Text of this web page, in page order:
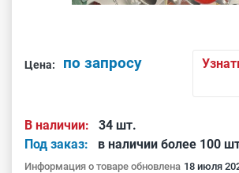
Цена: по запросу
В наличии:
34 шт.
Под заказ:
в наличии более 100
Информация о товаре обновлена 18 июля